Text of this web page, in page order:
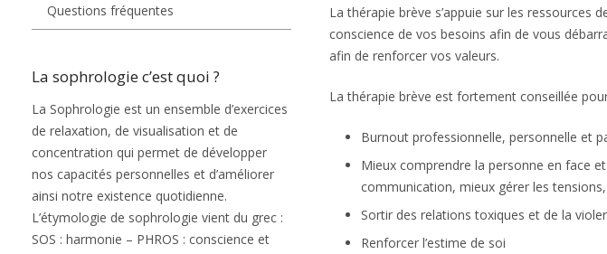
Questions fréquentes
La sophrologie c’est quoi ?
La Sophrologie est un ensemble d’exercices
de relaxation, de visualisation et de
concentration qui permet de développer
nos capacités personnelles et d’améliorer
ainsi notre existence quotidienne.
L’étymologie de sophrologie vient du grec :
SOS : harmonie – PHROS : conscience et
La thérapie brève s’appuie sur les ressources
conscience de vos besoins afin de vous
afin de renforcer vos valeurs.
La thérapie brève est fortement conseillée
Burnout professionnelle, personnelle et
Mieux comprendre la personne en face
communication, mieux gérer les
Sortir des relations toxiques et de la
Renforcer l’estime de soi